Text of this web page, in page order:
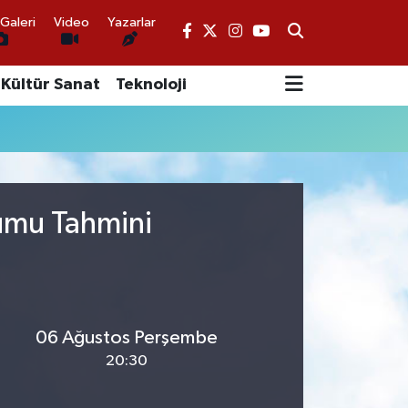
Video Yazarlar
Kültür Sanat Teknoloji
Tahmini
06 Ağustos Perşembe
20:30